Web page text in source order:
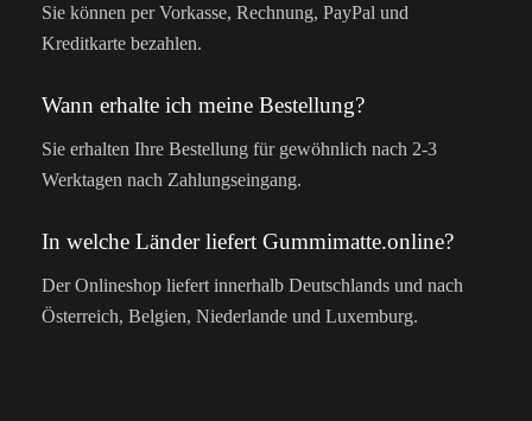
Sie können per Vorkasse, Rechnung, PayPal und
Kreditkarte bezahlen.
Wann erhalte ich meine Bestellung?
Sie erhalten Ihre Bestellung für gewöhnlich nach 2-3
Werktagen nach Zahlungseingang.
In welche Länder liefert Gummimatte.online?
Der Onlineshop liefert innerhalb Deutschlands und nach
Österreich, Belgien, Niederlande und Luxemburg.